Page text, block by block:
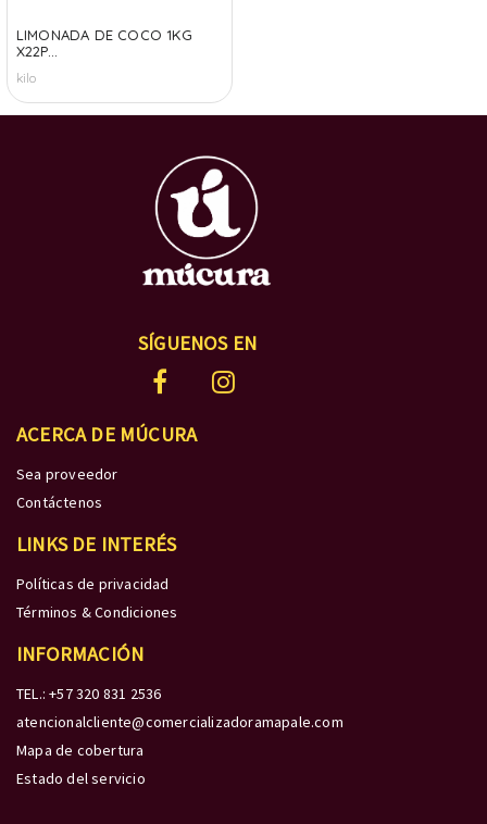
LIMONADA DE COCO 1KG
X22P...
kilo
SÍGUENOS EN
ACERCA DE MÚCURA
Sea proveedor
Contáctenos
LINKS DE INTERÉS
Políticas de privacidad
Términos & Condiciones
INFORMACIÓN
TEL.: +57 320 831 2536
atencionalcliente@comercializadoramapale.com
Mapa de cobertura
Estado del servicio